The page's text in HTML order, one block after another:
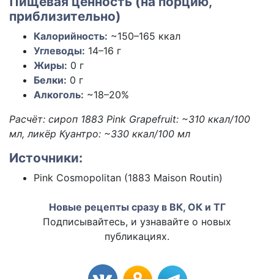
приблизительно)
Калорийность: ~150–165 ккал
Углеводы: 14–16 г
Жиры: 0 г
Белки: 0 г
Алкоголь: ~18–20%
Расчёт: сироп 1883 Pink Grapefruit: ~310 ккал/100
мл, ликёр Куантро: ~330 ккал/100 мл
Источники:
Pink Cosmopolitan (1883 Maison Routin)
Новые рецепты сразу в ВК, ОК и ТГ
Подписывайтесь, и узнавайте о новых
публикациях.